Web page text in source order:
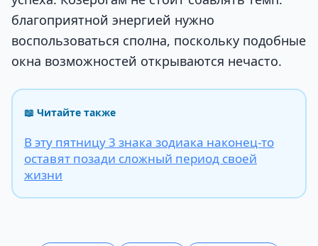
благоприятной энергией нужно
воспользоваться сполна, поскольку подобные
окна возможностей открываются нечасто.
📖 Читайте также
В эту пятницу 3 знака зодиака наконец-то
оставят позади сложный период своей
жизни